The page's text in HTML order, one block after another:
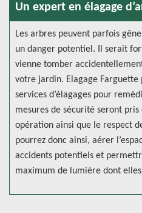
Un expert en élagage
Les arbres peuvent parfois
un danger potentiel. Il serait
vienne tomber
votre jardin. Elagage Farguette
services d’élagages pour
mesures de sécurité seront
opération ainsi que le respect
pourrez donc ainsi, aérer
accidents potentiels et
maximum de lumière dont